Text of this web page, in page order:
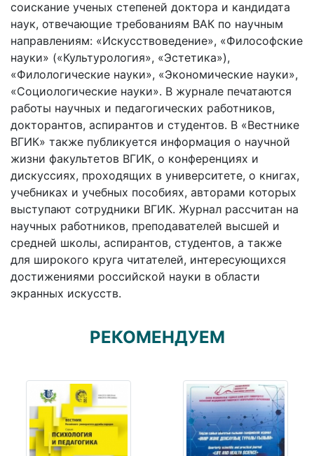
соискание ученых степеней доктора и кандидата
наук, отвечающие требованиям ВАК по научным
направлениям: «Искусствоведение», «Философские
науки» («Культурология», «Эстетика»),
«Филологические науки», «Экономические науки»,
«Социологические науки». В журнале печатаются
работы научных и педагогических работников,
докторантов, аспирантов и студентов. В «Вестнике
ВГИК» также публикуется информация о научной
жизни факультетов ВГИК, о конференциях и
дискуссиях, проходящих в университете, о книгах,
учебниках и учебных пособиях, авторами которых
выступают сотрудники ВГИК. Журнал рассчитан на
научных работников, преподавателей высшей и
средней школы, аспирантов, студентов, а также
для широкого круга читателей, интересующихся
достижениями российской науки в области
экранных искусств.
РЕКОМЕНДУЕМ